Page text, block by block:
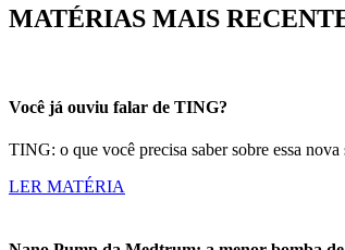
MATÉRIAS MAIS
Você já ouviu falar de TING?
TING: o que você precisa saber sobre essa
LER MATÉRIA